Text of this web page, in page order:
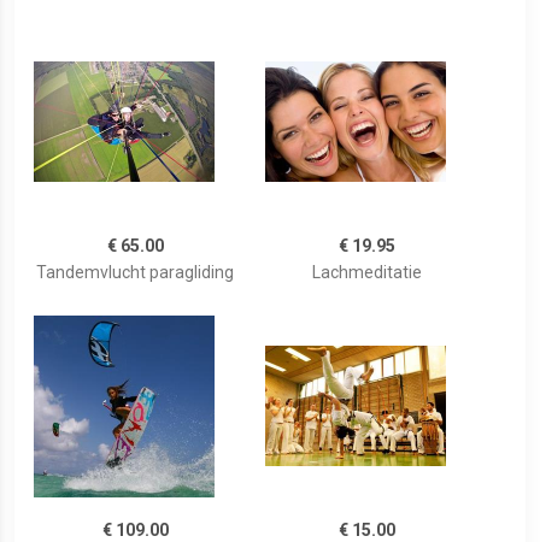
€ 65.00
Tandemvlucht paragliding
€ 19.95
Lachmeditatie
€ 109.00
€ 15.00